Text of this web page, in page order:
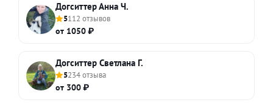
Догситтер Анна Ч.
5112 отзывов
от 1050 ₽
Догситтер Светлана Г.
5234 отзыва
от 300 ₽